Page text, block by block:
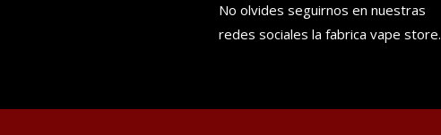
No olvides seguirnos en nuestras
redes sociales la fabrica vape store.